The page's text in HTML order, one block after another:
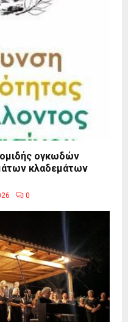
ογκωδών
κλαδεμάτων
0